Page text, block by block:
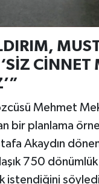
CİNNET
Mehmet
bir planlama
Akaydın
750 dönümlük
istendiğini